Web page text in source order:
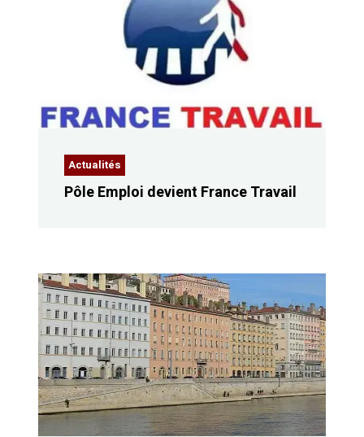
Actualités
Pôle Emploi devient France Travail